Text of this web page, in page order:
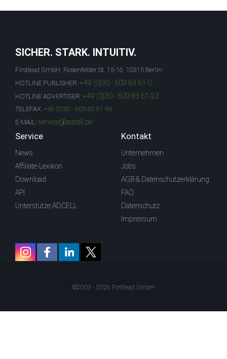
SICHER. STARK. INTUITIV.
Firstlead GmbH, Rosenfelder St. 15-16, 10315 Berlin
HOTLINE PUBLISHER: +49 (0)30 - 609 83 61-0
HOTLINE ADVERTISER: +49 (0)30 - 609 83 61-23
TELEFAX: +49 (0)30 - 609 83 61-99
E-MAIL: service@adcell.de
Service
News
Affiliate-Lexikon
Download
API
Unterstütze ADCELL
Kontakt
Unternehmen
Jobs
AGB & Datenschutzerklärung
FAQ
Datenschutz
Impressum
©2003 - 2026 Firstlead GmbH